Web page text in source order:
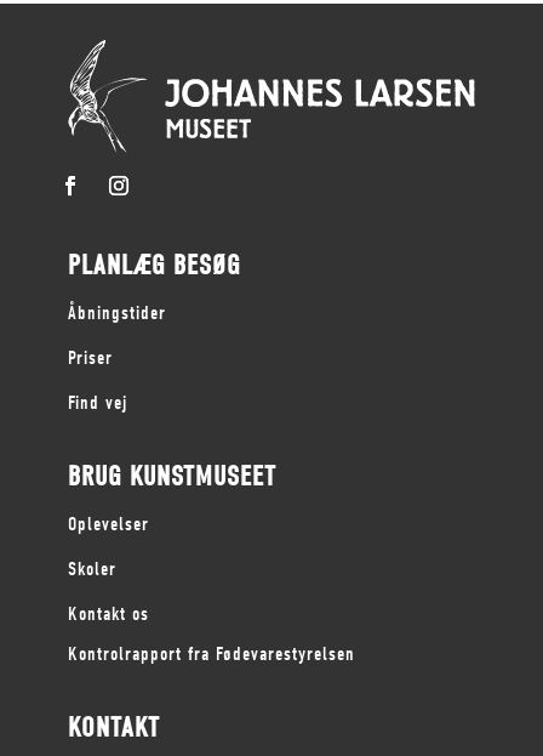
PLANLÆG BESØG
Åbningstider
Priser
Find vej
BRUG KUNSTMUSEET
Oplevelser
Skoler
Kontakt os
Kontrolrapport fra Fødevarestyrelsen
KONTAKT